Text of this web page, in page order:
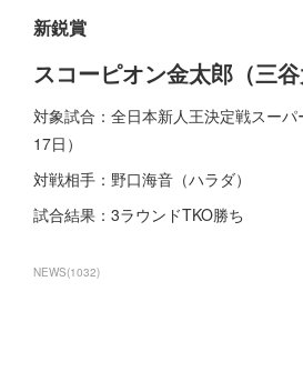
新鋭賞
スコーピオン金太郎（三谷
対象試合：全日本新人王決定戦スー
17日）
対戦相手：野口海音（ハラダ）
試合結果：3ラウンドTKO勝ち
NEWS(1032)